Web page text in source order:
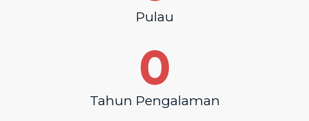
Pulau
Tahun Pengalaman
0